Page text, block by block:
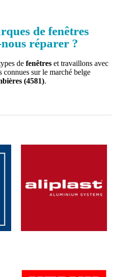
de fenêtres
réparer ?
defenêtres et travaillons avec
connues sur le marché belge
(4581).